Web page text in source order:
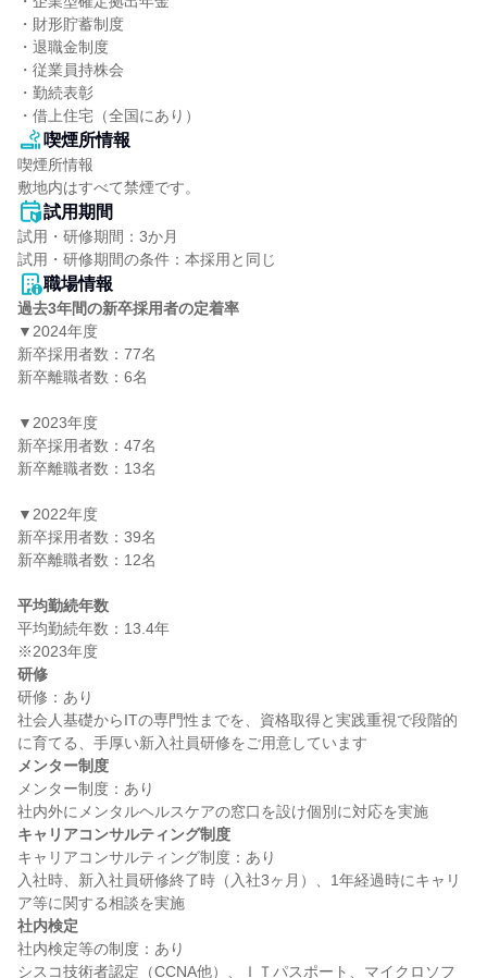
・財形貯蓄制度
・退職金制度
・従業員持株会
・勤続表彰
・借上住宅（全国にあり）
喫煙所情報
喫煙所情報
敷地内はすべて禁煙です。
試用期間
試用・研修期間：3か月
職場情報
過去3年間の新卒採用者の定着率
▼2024年度
新卒採用者数：77名
新卒離職者数：6名
▼2023年度
新卒採用者数：47名
新卒離職者数：13名
▼2022年度
新卒採用者数：39名
新卒離職者数：12名
平均勤続年数
平均勤続年数：13.4年
研修
研修：あり
社会人基礎からITの専門性までを、資格取得と実践重視で段階的
メンター制度
メンター制度：あり
キャリアコンサルティング制度
キャリアコンサルティング制度：あり
入社時、新入社員研修終了時（入社3ヶ月）、1年経過時にキャリ
社内検定
社内検定等の制度：あり
シスコ技術者認定（CCNA他）、ＩＴパスポート、マイクロソフ